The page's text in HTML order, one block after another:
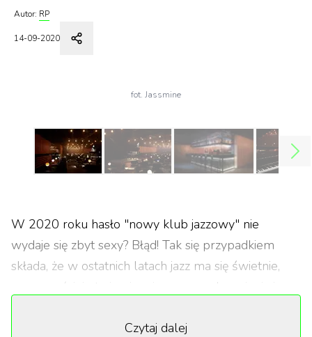
Autor: RP
14-09-2020
fot. Jassmine
W 2020 roku hasło "nowy klub jazzowy" nie
wydaje się zbyt sexy? Błąd! Tak się przypadkiem
składa, że w ostatnich latach jazz ma się świetnie,
coraz częściej otwierając się na nowe brzmienia i
londyńska scena jazzowa to obecnie jedna z
Czytaj dalej